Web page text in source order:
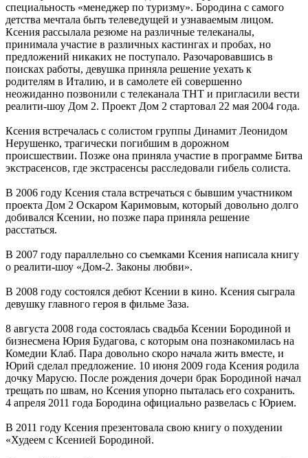
специальность «менеджер по туризму». Бородина с самого
детства мечтала быть телеведущей и узнаваемым лицом.
Ксения рассылала резюме на различные телеканалы,
принимала участие в различных кастингах и пробах, но
предложений никаких не поступало. Разочаровавшись в
поисках работы, девушка приняла решение уехать к
родителям в Италию, и в самолете ей совершенно
неожиданно позвонили с телеканала ТНТ и пригласили вести
реалити-шоу Дом 2. Проект Дом 2 стартовал 22 мая 2004 года.
Ксения встречалась с солистом группы Динамит Леонидом
Нерушенко, трагически погибшим в дорожном
происшествии. Позже она приняла участие в программе Битва
экстрасенсов, где экстрасенсы расследовали гибель солиста.
В 2006 году Ксения стала встречаться с бывшим участником
проекта Дом 2 Оскаром Каримовым, который довольно долго
добивался Ксении, но позже пара приняла решение
расстаться.
В 2007 году параллельно со съемками Ксения написала книгу
о реалити-шоу «Дом-2. Законы любви».
В 2008 году состоялся дебют Ксении в кино. Ксения сыграла
девушку главного героя в фильме Заза.
8 августа 2008 года состоялась свадьба Ксении Бородиной и
бизнесмена Юрия Будагова, с которым она познакомилась на
Комедии Клаб. Пара довольно скоро начала жить вместе, и
Юрий сделал предложение. 10 июня 2009 года Ксения родила
дочку Марусю. После рождения дочери брак Бородиной начал
трещать по швам, но Ксения упорно пыталась его сохранить.
4 апреля 2011 года Бородина официально развелась с Юрием.
В 2011 году Ксения презентовала свою книгу о похудении
«Худеем с Ксенией Бородиной.